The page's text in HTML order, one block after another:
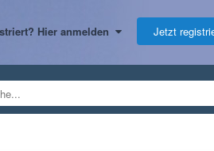
Hier anmelden Jetzt